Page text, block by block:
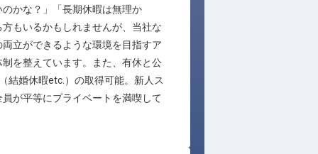
かな？」「長期休暇は無理か
もいるかもしれませんが、当社な
立ができるような環境を目指すア
を整えています。また、有休と公
結婚休暇etc.）の取得可能。新人ス
が平等にプライベートを満喫して